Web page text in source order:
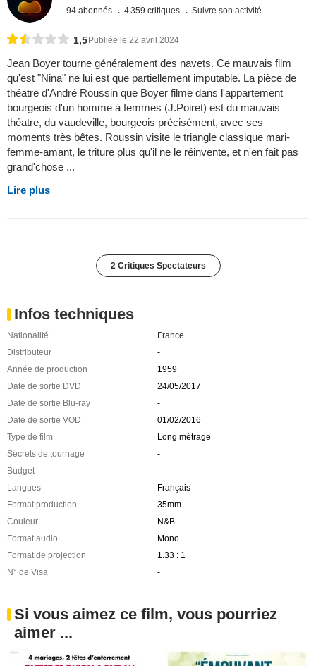
94 abonnés 4 359 critiques Suivre son activité
1,5Publiée le 22 avril 2024
Jean Boyer tourne généralement des navets. Ce mauvais film
qu'est "Nina" ne lui est que partiellement imputable. La pièce de
théatre d'André Roussin que Boyer filme dans l'appartement
bourgeois d'un homme à femmes (J.Poiret) est du mauvais
théatre, du vaudeville, bourgeois précisément, avec ses
moments très bêtes. Roussin visite le triangle classique mari-
femme-amant, le triture plus qu'il ne le réinvente, et n'en fait pas
grand'chose ...
Lire plus
2 Critiques Spectateurs
Infos techniques
Nationalité
France
Distributeur
-
Année de production
1959
Date de sortie DVD
24/05/2017
Date de sortie Blu-ray
-
Date de sortie VOD
01/02/2016
Type de film
Long métrage
Secrets de tournage
-
Budget
-
Langues
Français
Format production
35mm
Couleur
N&B
Format audio
Mono
Format de projection
1.33 : 1
N° de Visa
-
Si vous aimez ce film, vous pourriez
aimer ...